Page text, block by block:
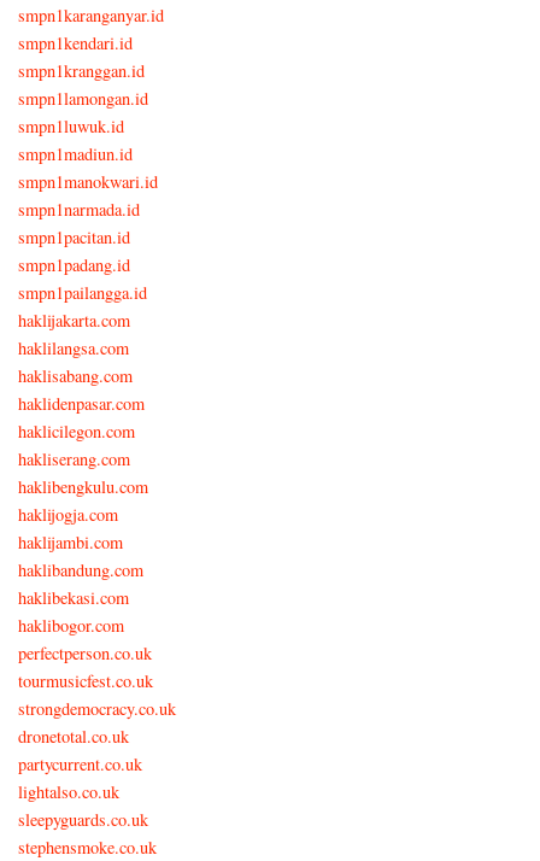
smpn1karanganyar.id
smpn1kendari.id
smpn1kranggan.id
smpn1lamongan.id
smpn1luwuk.id
smpn1madiun.id
smpn1manokwari.id
smpn1narmada.id
smpn1pacitan.id
smpn1padang.id
smpn1pailangga.id
haklijakarta.com
haklilangsa.com
haklisabang.com
haklidenpasar.com
haklicilegon.com
hakliserang.com
haklibengkulu.com
haklijogja.com
haklijambi.com
haklibandung.com
haklibekasi.com
haklibogor.com
perfectperson.co.uk
tourmusicfest.co.uk
strongdemocracy.co.uk
dronetotal.co.uk
partycurrent.co.uk
lightalso.co.uk
sleepyguards.co.uk
stephensmoke.co.uk